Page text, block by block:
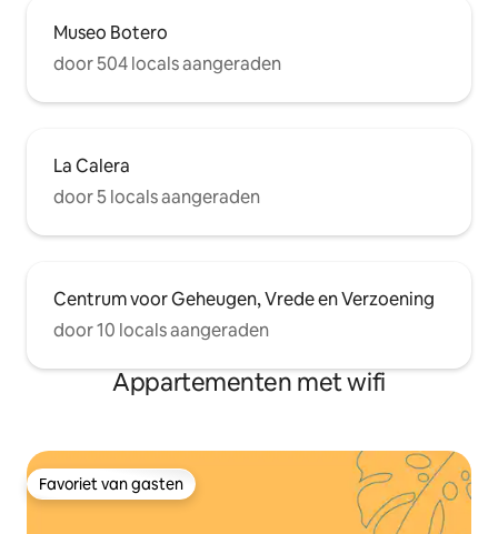
Museo Botero
door 504 locals aangeraden
La Calera
door 5 locals aangeraden
Centrum voor Geheugen, Vrede en Verzoening
door 10 locals aangeraden
Appartementen met wifi
Favoriet van gasten
Favoriet van gasten